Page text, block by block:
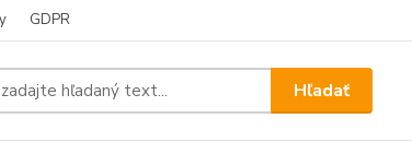
GDPR
Hľadať